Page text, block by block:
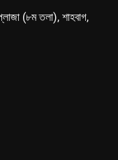
(৮ম তলা), শাহবাগ,